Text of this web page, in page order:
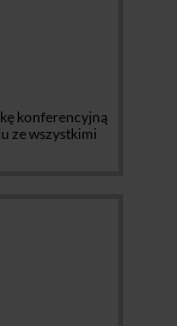
konferencyjną
ze wszystkimi